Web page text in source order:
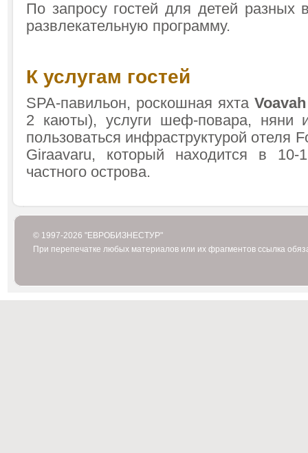
По запросу гостей для детей разных
развлекательную программу.
К услугам гостей
SPA-павильон, роскошная яхта
2 каюты), услуги шеф-повара, няни
пользоваться инфраструктурой отеля
Giraavaru, который находится в
частного острова.
© 1997-2026 "ЕВРОБИЗНЕСТУР"
При перепечатке любых материалов или их фрагментов ссылка